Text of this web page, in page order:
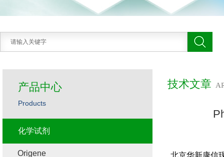
技术文章
北京华新康信
产品中心
Products
化学试剂
Origene